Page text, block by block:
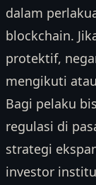
dalam
blockchain.
protektif,
mengikuti
Bagi pelaku
regulasi di
strategi
investor